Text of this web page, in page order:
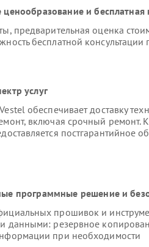
и бесплатная
предварительная оценка
бесплатной
услуг
обеспечивает доставку
включая срочный ремонт.
постгарантийное
программные решение и
прошивок и
данными: резервное
при необходимости